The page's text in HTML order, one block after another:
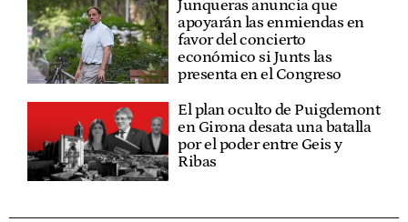
Junqueras anuncia que
apoyarán las enmiendas en
favor del concierto
económico si Junts las
presenta en el Congreso
El plan oculto de Puigdemont
en Girona desata una batalla
por el poder entre Geis y
Ribas